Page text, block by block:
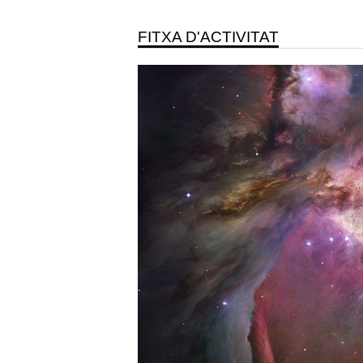
FITXA D'ACTIVITAT